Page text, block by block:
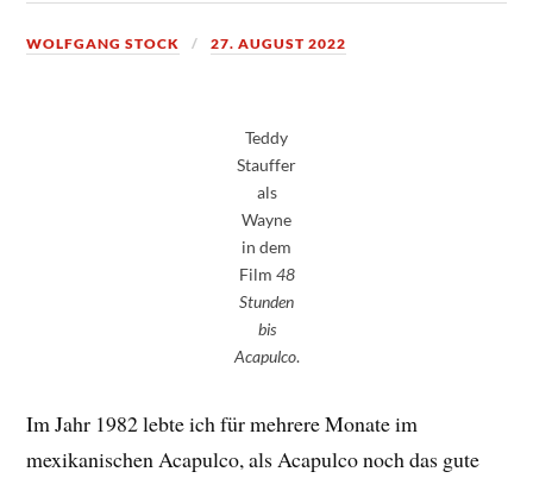
WOLFGANG STOCK 27. AUGUST 2022
Teddy
Stauffer
als
Wayne
in dem
Film 48
Stunden
bis
Acapulco.
Im Jahr 1982 lebte ich für mehrere Monate im
mexikanischen Acapulco, als Acapulco noch das gute